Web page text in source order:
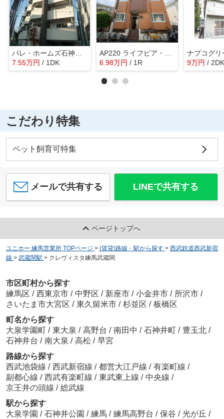
パレ・ホームズ石神井公園
7.55万円 / 1DK
AP220 ライフピア・シモン 208
6.98万円 / 1R
ナプコグリ
9万円 / 2DK
こだわり特集
ペット飼育可特集
メールで共有する LINEで共有する
ページトップへ
ユニホー 練馬営業所 TOPページ > (賃貸)路線・駅から探す > 西武鉄道西武新宿
線 > 武蔵関駅 > クレヴィスタ練馬武蔵関
市区町村から探す
練馬区 / 西東京市 / 中野区 / 新座市 / 小金井市 / 所沢市 /
さいたま市大宮区 / 東久留米市 / 杉並区 / 板橋区
町名から探す
大泉学園町 / 東大泉 / 高野台 / 南田中 / 石神井町 / 豊玉北 /
石神井台 / 南大泉 / 高松 / 早宮
路線から探す
西武池袋線 / 西武新宿線 / 都営大江戸線 / 有楽町線 /
副都心線 / 西武有楽町線 / 東武東上線 / 中央線 /
京王井の頭線 / 総武線
駅から探す
大泉学園 / 石神井公園 / 練馬 / 練馬高野台 / 保谷 / 光が丘 /